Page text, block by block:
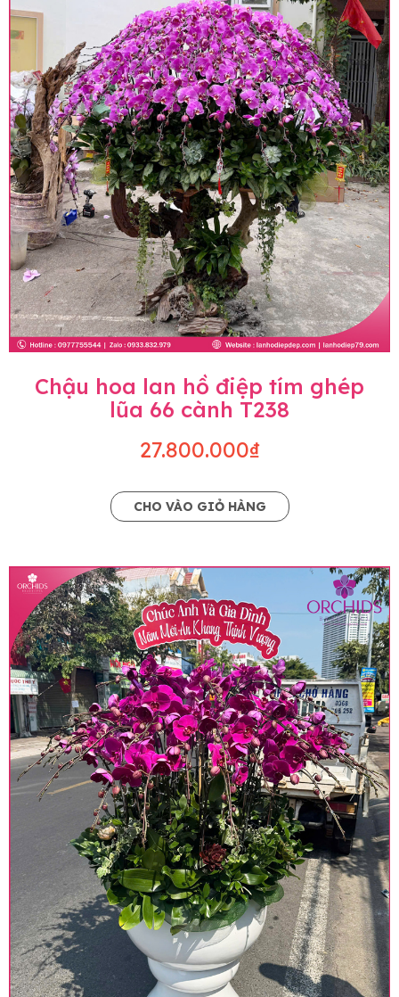
Chậu hoa lan hồ điệp tím ghép
lũa 66 cành T238
27.800.000₫
CHO VÀO GIỎ HÀNG